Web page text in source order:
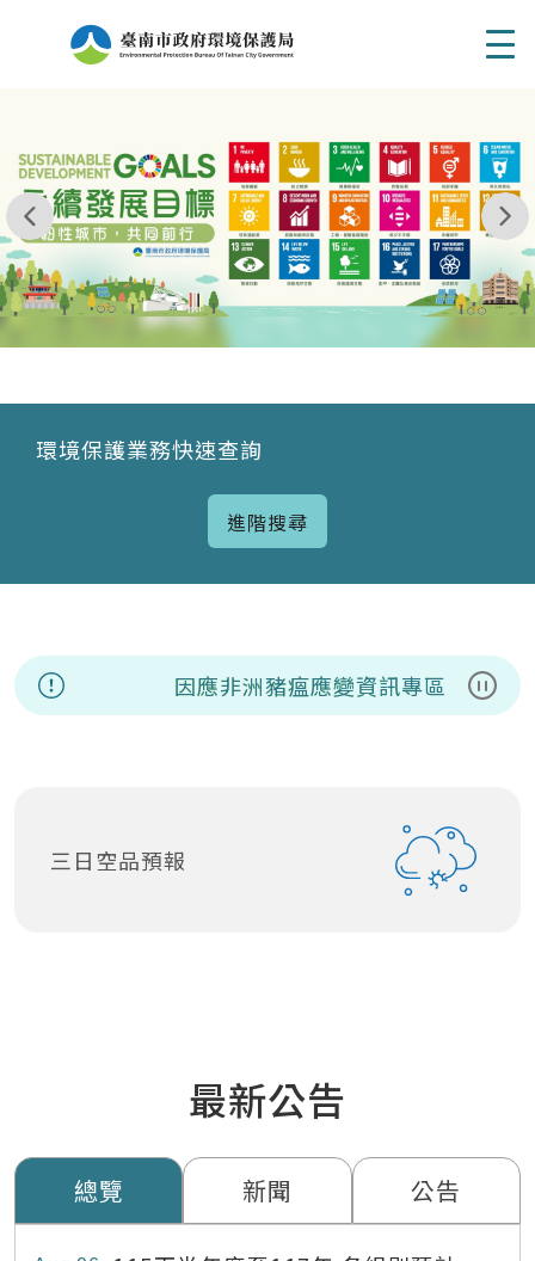
環境保護業務快速查詢
進階搜尋
暫停
因應非洲豬瘟應變資訊專區
三日空品預報
最新公告
總覽 新聞 公告